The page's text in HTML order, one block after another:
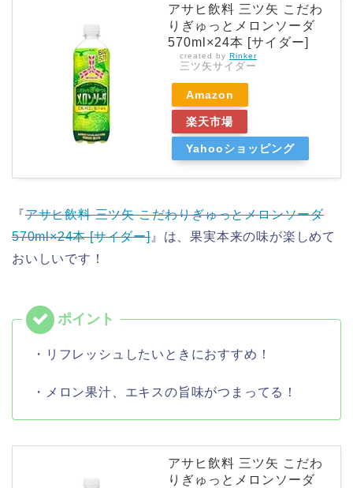
アサヒ飲料 三ツ矢 こだわ
りぎゅっとメロンソーダ
570ml×24本 [サイダー]
created by Rinker
三ツ矢サイダー
Amazon
楽天市場
Yahooショッピング
『アサヒ飲料 三ツ矢 こだわりぎゅっとメロンソーダ
570ml×24本 [サイダー]』は、果実本来の味が楽しめて
おいしいです！
・リフレッシュしたいときにおすすめ！
・メロン果汁、エキスの旨味がつまってる！
アサヒ飲料 三ツ矢 こだわ
りぎゅっとメロンソーダ